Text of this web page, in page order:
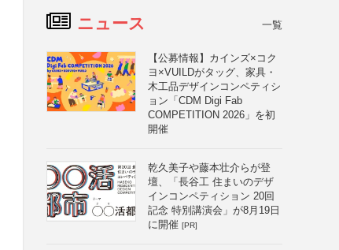
ニュース 一覧
【公募情報】カインズ×コク
ヨ×VUILDがタッグ、家具・
木工品デザインコンペティシ
ョン「CDM Digi Fab
COMPETITION 2026」を初
開催
乾久美子や藤本壮介らが登
壇、「長谷工 住まいのデザ
インコンペティション 20回
記念 特別講演会」が8月19日
に開催 [PR]